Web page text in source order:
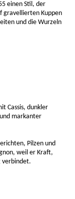
einen Stil, der
gravellierten Kuppen
und die Wurzeln
Cassis, dunkler
markanter
Pilzen und
weil er Kraft,
verbindet.